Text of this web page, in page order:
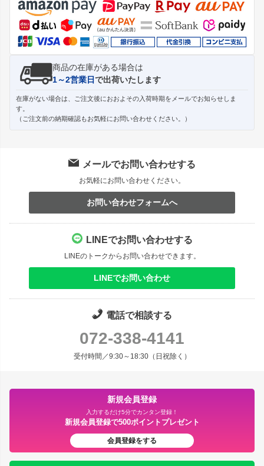
ップ
へ
商品の在庫がある場合は
1～2営業日で出荷いたします
在庫がない場合は、ご注文後におおよその入荷時期をメールでお知らせしま
す。
（ご注文前の納期確認もお気軽にお問い合わせください。）
メールでお問い合わせする
お気軽にお問い合わせください。
お問い合わせフォームへ
LINEでお問い合わせする
LINEのトークからお問い合わせできます。
LINEでお問い合わせ
電話で相談する
072-338-4141
受付時間／9:30～18:30（日祝除く）
新規会員登録
入力するだけ5分でカンタン登録！
新規会員登録で500ポイントプレゼント
会員登録をする